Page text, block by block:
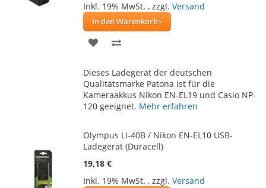
Inkl. 19% MwSt. , zzgl. Versand
In den Warenkorb
ZUR
HINZUFÜGEN
HINZUFÜGEN
Dieses Ladegerät der deutschen
Qualitätsmarke Patona ist für die
Kameraakkus Nikon EN-EL19 und Casio NP-
120 geeignet. Mehr erfahren
Olympus LI-40B / Nikon EN-EL10 USB-
Ladegerät (Duracell)
19,18 €
Inkl. 19% MwSt. , zzgl. Versand